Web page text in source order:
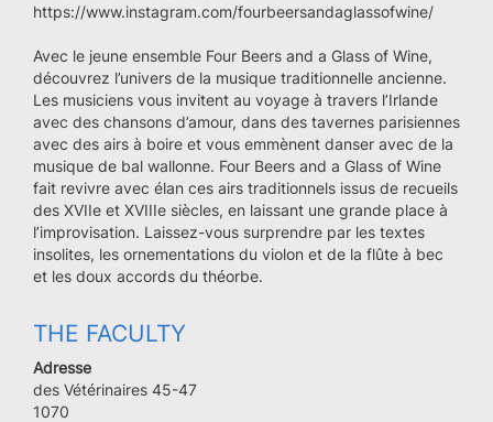
https://www.instagram.com/fourbeersandaglassofwine/
Avec le jeune ensemble Four Beers and a Glass of Wine,
découvrez l’univers de la musique traditionnelle ancienne.
Les musiciens vous invitent au voyage à travers l’Irlande
avec des chansons d’amour, dans des tavernes parisiennes
avec des airs à boire et vous emmènent danser avec de la
musique de bal wallonne. Four Beers and a Glass of Wine
fait revivre avec élan ces airs traditionnels issus de recueils
des XVIIe et XVIIIe siècles, en laissant une grande place à
l’improvisation. Laissez-vous surprendre par les textes
insolites, les ornementations du violon et de la flûte à bec
et les doux accords du théorbe.
THE FACULTY
Adresse
des Vétérinaires 45-47
Code
1070